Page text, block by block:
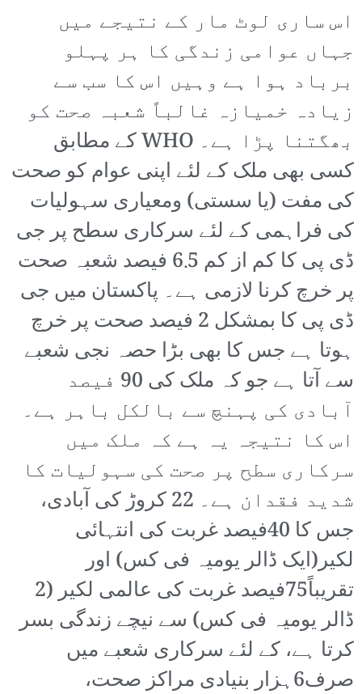
اس ساری لوٹ مار کے نتیجے میں
جہاں عوامی زندگی کا ہر پہلو
برباد ہوا ہے وہیں اس کا سب سے
زیادہ خمیازہ غالباً شعبہ صحت کو
بھگتنا پڑا ہے۔ WHO کے مطابق
کسی بھی ملک کے لئے اپنی عوام کو صحت
کی مفت (یا سستی) ومعیاری سہولیات
کی فراہمی کے لئے سرکاری سطح پر جی
ڈی پی کا کم از کم 6.5 فیصد شعبہ صحت
پر خرچ کرنا لازمی ہے۔ پاکستان میں جی
ڈی پی کا بمشکل 2 فیصد صحت پر خرچ
ہوتا ہے جس کا بھی بڑا حصہ نجی شعبے
سے آتا ہے جو کہ ملک کی 90 فیصد
آبادی کی پہنچ سے بالکل باہر ہے۔
اس کا نتیجہ یہ ہے کہ ملک میں
سرکاری سطح پر صحت کی سہولیات کا
شدید فقدان ہے۔ 22 کروڑ کی آبادی،
جس کا 40فیصد غربت کی انتہائی
لکیر(ایک ڈالر یومیہ فی کس) اور
تقریباً75فیصد غربت کی عالمی لکیر (2
ڈالر یومیہ فی کس) سے نیچے زندگی بسر
کرتا ہے، کے لئے سرکاری شعبے میں
صرف6ہزار بنیادی مراکز صحت،